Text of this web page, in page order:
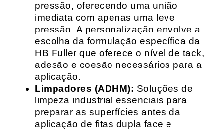
pressão, oferecendo uma união
imediata com apenas uma leve
pressão. A personalização envolve a
escolha da formulação específica da
HB Fuller que oferece o nível de tack,
adesão e coesão necessários para a
aplicação.
Limpadores (ADHM): Soluções de
limpeza industrial essenciais para
preparar as superfícies antes da
aplicação de fitas dupla face e